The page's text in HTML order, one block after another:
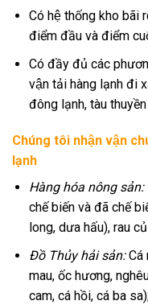
Có hệ thống kho bãi
điểm đầu và điểm
Có đầy đủ các
vận tải hàng lạnh đi
đông lạnh, tàu
Chúng tôi nhận vận
lạnh
Hàng hóa nông sản:
chế biến và đã chế
long, dưa hấu), rau
Đồ Thủy hải sản:Cá
mau, ốc hương,
cam, cá hồi, cá ba